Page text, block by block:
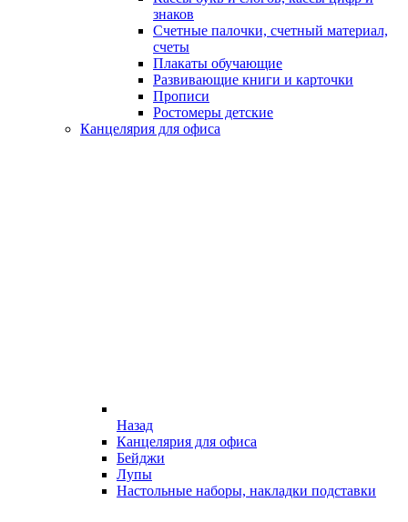
знаков
Счетные палочки, счетный материал,
счеты
Плакаты обучающие
Развивающие книги и карточки
Прописи
Ростомеры детские
Канцелярия для офиса
Назад
Канцелярия для офиса
Бейджи
Лупы
Настольные наборы, накладки подставки